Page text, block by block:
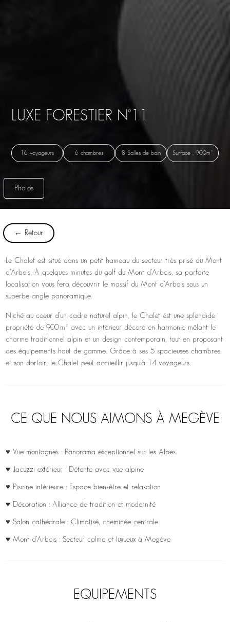
LUXE FORESTIER N°11
16 voyageurs 6 chambres 8 Salles de bain Surface : 900m²
Photos
← Retour
Le Chalet est situé dans un petit hameau du secteur très prisé du Mont
d’Arbois. À quelques minutes du golf du Mont d’Arbois, sa parfaite
localisation vous fera découvrir le massif du Mont d’Arbois sous un
superbe angle panoramique.
Niché au coeur d’un cadre naturel alpin, le Chalet est une splendide
propriété de 900 m² avec un intérieur décoré en harmonie mêlant le
charme traditionnel alpin et un design contemporain, tout en proposant
des équipements haut de gamme. Grâce à ses 5 spacieuses chambres
et son dortoir, le Chalet peut accueillir jusqu’à 14 voyageurs.
CE QUE NOUS AIMONS À MEGÈVE
♥ Vue montagnes : Panorama exceptionnel sur les Alpes
♥ Jacuzzi extérieur : Détente avec vue alpine
♥ Piscine intérieure : Espace bien-être et relaxation
♥ Décoration : Alliance de tradition et modernité
♥ Salon cathédrale : Climatisé, cheminée centrale
♥ Mont-d’Arbois : Secteur calme et luxueux à Megève
EQUIPEMENTS